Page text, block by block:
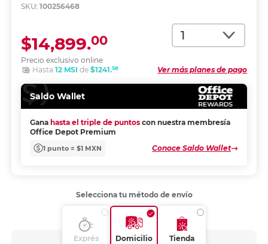
SKU: 100256468
Cantidad
Precio exclusivo online
$14,899.00
Ver más planes de pago
Hasta 12 MSI de $1241.58
Saldo Wallet
Gana hasta el triple de puntos con nuestra membresía
Office Depot Premium
1 punto = $1 MXN Conoce Saldo Wallet
Selecciona tu método de envío
Exprés Domicilio Tienda